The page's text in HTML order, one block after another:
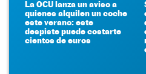
La OCU lanza un aviso a
quienes alquilen un coche
este verano: este
despiste puede costarte
cientos de euros